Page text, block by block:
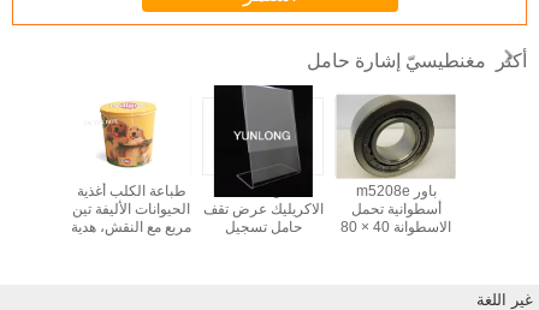
أكثر مغنطيسيّ إشارة حامل
طباعة الكلب أغذية
الحيوانات الأليفة تين
مربع مع النقش، هدية
مائل للخلف
الاكريليك عرض تقف
حامل تسجيل
باور m5208e
أسطوانية تحمل
الاسطوانة 40 × 80
غير اللغة